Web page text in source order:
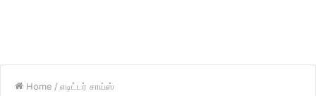
Home / எடிட்டர் சாய்ஸ்